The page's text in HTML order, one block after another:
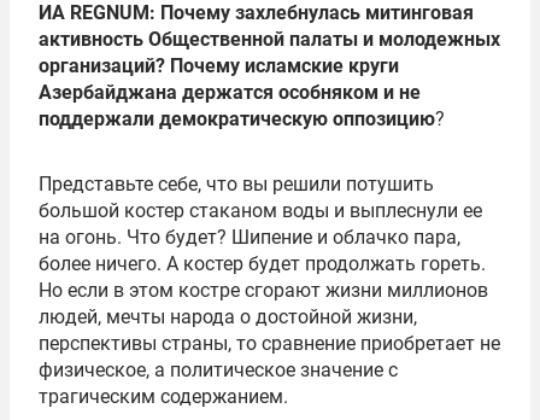
ИА REGNUM: Почему захлебнулась митинговая
активность Общественной палаты и молодежных
организаций? Почему исламские круги
Азербайджана держатся особняком и не
поддержали демократическую оппозицию?
Представьте себе, что вы решили потушить
большой костер стаканом воды и выплеснули ее
на огонь. Что будет? Шипение и облачко пара,
более ничего. А костер будет продолжать гореть.
Но если в этом костре сгорают жизни миллионов
людей, мечты народа о достойной жизни,
перспективы страны, то сравнение приобретает не
физическое, а политическое значение с
трагическим содержанием.